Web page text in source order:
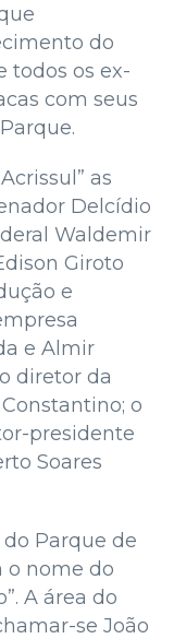
do
todos os ex-
com seus
as
Delcídio
Waldemir
Giroto
e
e Almir
diretor da
o
presidente
Soares
Parque de
o nome do
A área do
se João